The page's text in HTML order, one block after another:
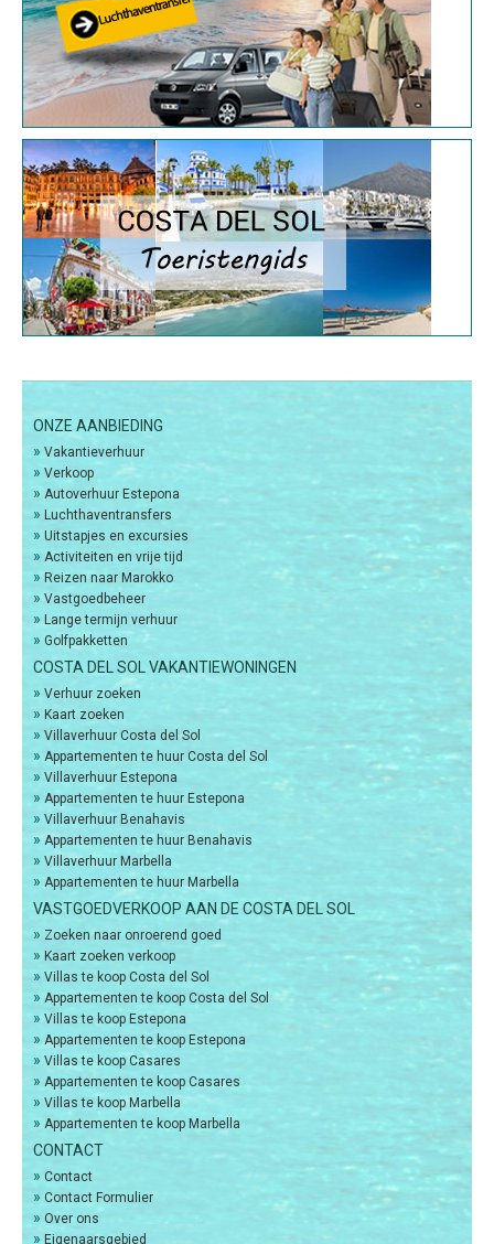
ONZE AANBIEDING
» Vakantieverhuur
» Verkoop
» Autoverhuur Estepona
» Luchthaventransfers
» Uitstapjes en excursies
» Activiteiten en vrije tijd
» Reizen naar Marokko
» Vastgoedbeheer
» Lange termijn verhuur
» Golfpakketten
COSTA DEL SOL VAKANTIEWONINGEN
» Verhuur zoeken
» Kaart zoeken
» Villaverhuur Costa del Sol
» Appartementen te huur Costa del Sol
» Villaverhuur Estepona
» Appartementen te huur Estepona
» Villaverhuur Benahavis
» Appartementen te huur Benahavis
» Villaverhuur Marbella
» Appartementen te huur Marbella
VASTGOEDVERKOOP AAN DE COSTA DEL SOL
» Zoeken naar onroerend goed
» Kaart zoeken verkoop
» Villas te koop Costa del Sol
» Appartementen te koop Costa del Sol
» Villas te koop Estepona
» Appartementen te koop Estepona
» Villas te koop Casares
» Appartementen te koop Casares
» Villas te koop Marbella
» Appartementen te koop Marbella
CONTACT
» Contact
» Contact Formulier
» Over ons
» Eigenaarsgebied